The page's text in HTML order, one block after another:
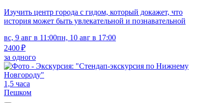
Изучить центр города с гидом, который докажет, что
история может быть увлекательной и познавательной
вс, 9 авг в 11:00пн, 10 авг в 17:00
2400 ₽
за одного
1,5 часа
Пешком